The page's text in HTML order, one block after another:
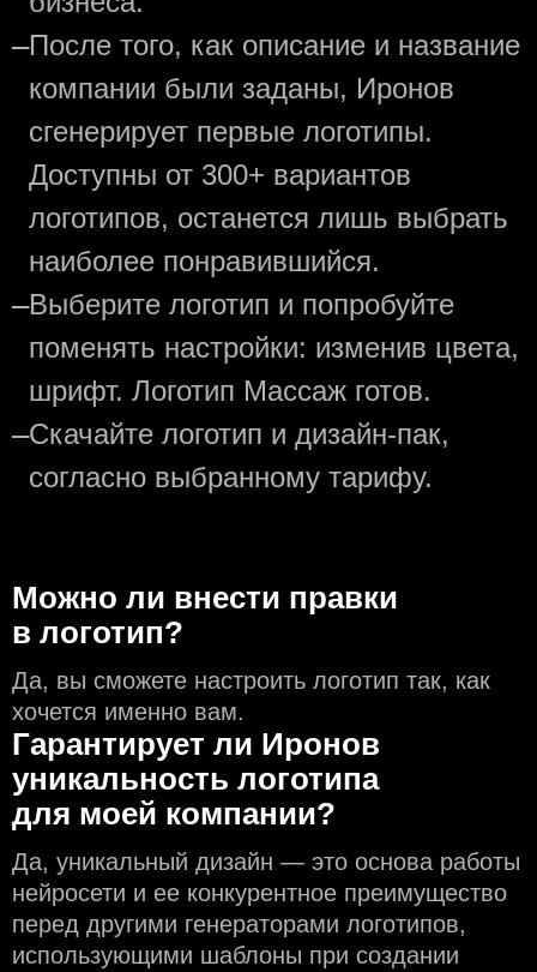
—После того, как описание и название
компании были заданы, Иронов
сгенерирует первые логотипы.
Доступны от 300+ вариантов
логотипов, останется лишь выбрать
наиболее понравившийся.
—Выберите логотип и попробуйте
поменять настройки: изменив цвета,
шрифт. Логотип Массаж готов.
—Скачайте логотип и дизайн-пак,
согласно выбранному тарифу.
Можно ли внести правки
в логотип?
Да, вы сможете настроить логотип так, как
хочется именно вам.
Гарантирует ли Иронов
уникальность логотипа
для моей компании?
Да, уникальный дизайн — это основа работы
нейросети и еe конкурентное преимущество
перед другими генераторами логотипов,
использующими шаблоны при создании